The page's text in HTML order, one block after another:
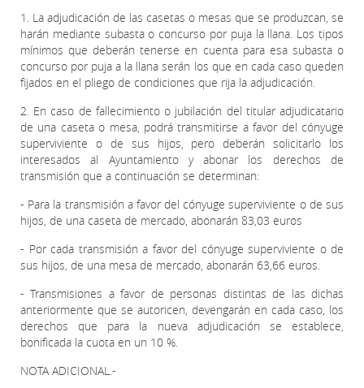
1. La adjudicación de las casetas o mesas que se produzcan, se
harán mediante subasta o concurso por puja la llana. Los tipos
mínimos que deberán tenerse en cuenta para esa subasta o
concurso por puja a la llana serán los que en cada caso queden
fijados en el pliego de condiciones que rija la adjudicación.
2. En caso de fallecimiento o jubilación del titular adjudicatario
de una caseta o mesa, podrá transmitirse a favor del cónyuge
superviviente o de sus hijos, pero deberán solicitarlo los
interesados al Ayuntamiento y abonar los derechos de
transmisión que a continuación se determinan:
- Para la transmisión a favor del cónyuge superviviente o de sus
hijos, de una caseta de mercado, abonarán 83,03 euros
- Por cada transmisión a favor del cónyuge superviviente o de
sus hijos, de una mesa de mercado, abonarán 63,66 euros.
- Transmisiones a favor de personas distintas de las dichas
anteriormente que se autoricen, devengarán en cada caso, los
derechos que para la nueva adjudicación se establece,
bonificada la cuota en un 10 %.
NOTA ADICIONAL.-